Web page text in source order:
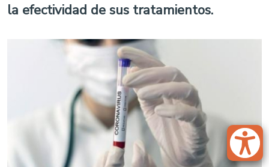
la efectividad de sus tratamientos.